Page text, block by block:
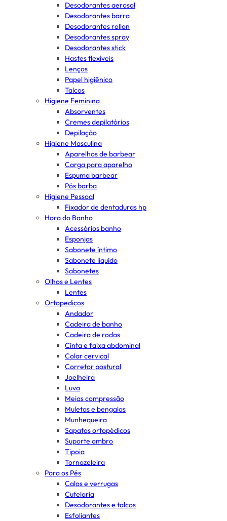
Desodorantes aerosol
Desodorantes barra
Desodorantes rollon
Desodorantes spray
Desodorantes stick
Hastes flexíveis
Lenços
Papel higiênico
Talcos
Higiene Feminina
Absorventes
Cremes depilatórios
Depilação
Higiene Masculina
Aparelhos de barbear
Carga para aparelho
Espuma barbear
Pós barba
Higiene Pessoal
Fixador de dentaduras hp
Hora do Banho
Acessórios banho
Esponjas
Sabonete íntimo
Sabonete líquido
Sabonetes
Olhos e Lentes
Lentes
Ortopedicos
Andador
Cadeira de banho
Cadeira de rodas
Cinta e faixa abdominal
Colar cervical
Corretor postural
Joelheira
Luva
Meias compressão
Muletas e bengalas
Munhequeira
Sapatos ortopédicos
Suporte ombro
Tipoia
Tornozeleira
Para os Pés
Calos e verrugas
Cutelaria
Desodorantes e talcos
Esfoliantes